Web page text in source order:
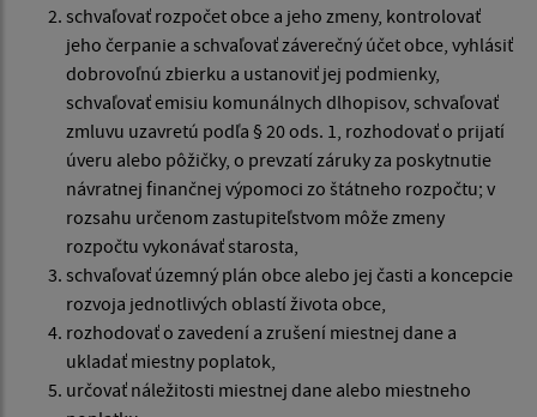
schvaľovať rozpočet obce a jeho zmeny, kontrolovať
jeho čerpanie a schvaľovať záverečný účet obce, vyhlásiť
dobrovoľnú zbierku a ustanoviť jej podmienky,
schvaľovať emisiu komunálnych dlhopisov, schvaľovať
zmluvu uzavretú podľa § 20 ods. 1, rozhodovať o prijatí
úveru alebo pôžičky, o prevzatí záruky za poskytnutie
návratnej finančnej výpomoci zo štátneho rozpočtu; v
rozsahu určenom zastupiteľstvom môže zmeny
rozpočtu vykonávať starosta,
schvaľovať územný plán obce alebo jej časti a koncepcie
rozvoja jednotlivých oblastí života obce,
rozhodovať o zavedení a zrušení miestnej dane a
ukladať miestny poplatok,
určovať náležitosti miestnej dane alebo miestneho